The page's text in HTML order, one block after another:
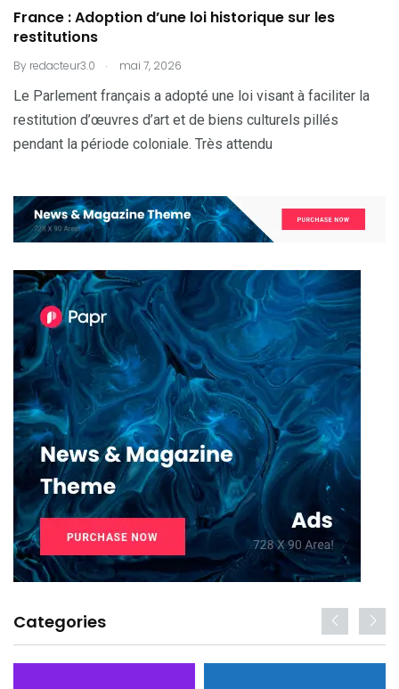
France : Adoption d’une loi historique sur les
restitutions
By redacteur3.0 . mai 7, 2026
Le Parlement français a adopté une loi visant à faciliter la
restitution d’œuvres d’art et de biens culturels pillés
pendant la période coloniale. Très attendu
Categories